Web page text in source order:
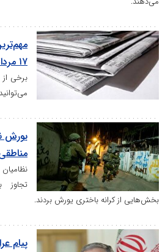
مهم‌ترین عناوین
۱۷ مرداد ۱۴۰۵
برخی از مهم‌ترین عناوین
می‌توانید در این خبر
یورش نظامیان
مناطقی از کرانه
نظامیان ارتش رژیم
تجاوز به مناطق
باختری یورش بردند.
پیام عراقچی به